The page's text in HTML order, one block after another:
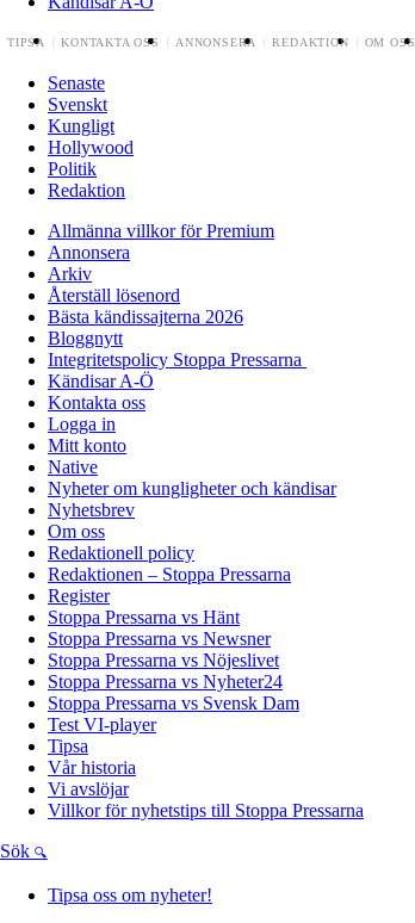
TIPSA KONTAKTA OSS ANNONSERA REDAKTION OM OSS
Senaste
Svenskt
Kungligt
Hollywood
Politik
Redaktion
Allmänna villkor för Premium
Annonsera
Arkiv
Återställ lösenord
Bästa kändissajterna 2026
Bloggnytt
Integritetspolicy Stoppa Pressarna
Kändisar A-Ö
Kontakta oss
Logga in
Mitt konto
Native
Nyheter om kungligheter och kändisar
Nyhetsbrev
Om oss
Redaktionell policy
Redaktionen – Stoppa Pressarna
Register
Stoppa Pressarna vs Hänt
Stoppa Pressarna vs Newsner
Stoppa Pressarna vs Nöjeslivet
Stoppa Pressarna vs Nyheter24
Stoppa Pressarna vs Svensk Dam
Test VI-player
Tipsa
Vår historia
Vi avslöjar
Villkor för nyhetstips till Stoppa Pressarna
Sök
Tipsa oss om nyheter!